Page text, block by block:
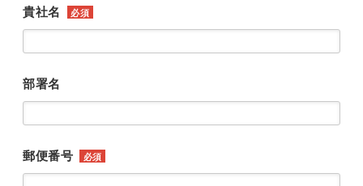
貴社名 必須
部署名
郵便番号 必須